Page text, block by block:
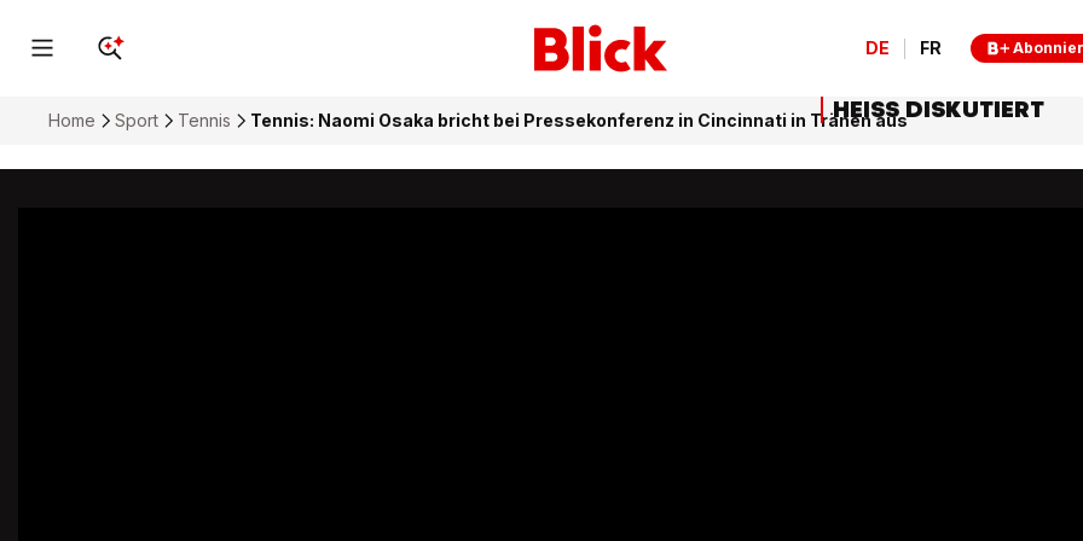
DE FR
Home Sport Tennis Tennis: Naomi Osaka bricht bei Pressekonferenz in Cincinnati in Tränen ausHEISS DISKUTIERT